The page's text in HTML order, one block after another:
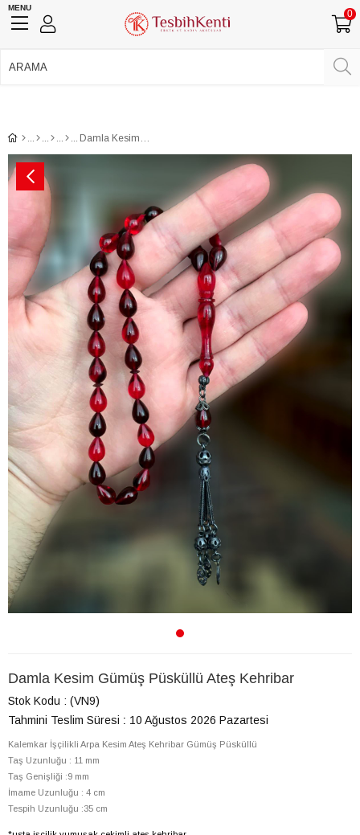
MENU
0
Damla Kesim Gümüş Püsküllü Ateş Kehribar
Damla Kesim Gümüş Püsküllü Ateş Kehribar
Stok Kodu
(VN9)
Tahmini Teslim Süresi : 10 Ağustos 2026 Pazartesi
Kalemkar İşçilikli Arpa Kesim Ateş Kehribar Gümüş Püsküllü
Taş Uzunluğu : 11 mm
Taş Genişliği :9 mm
İmame Uzunluğu : 4 cm
Tespih Uzunluğu :35 cm